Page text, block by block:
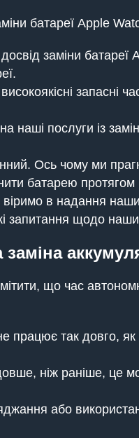
батареї Apple
заміни
запасні
наші послуги із
Ось чому ми
батарею протягом
в надання
запитання щодо
що час
працює так довго,
ніж раніше, це
або